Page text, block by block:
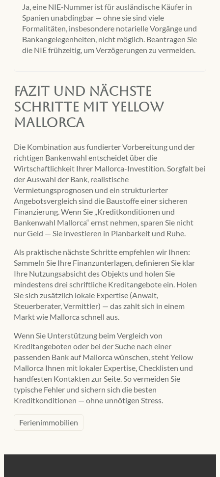
Ja, eine NIE‑Nummer ist für ausländische Käufer in
Spanien unabdingbar — ohne sie sind viele
Formalitäten, insbesondere notarielle Vorgänge und
Bankangelegenheiten, nicht möglich. Beantragen Sie
die NIE frühzeitig, um Verzögerungen zu vermeiden.
Fazit und nächste
Schritte mit Yellow
Mallorca
Die Kombination aus fundierter Vorbereitung und der
richtigen Bankenwahl entscheidet über die
Wirtschaftlichkeit Ihrer Mallorca-Investition. Sorgfalt bei
der Auswahl der Bank, realistische
Vermietungsprognosen und ein strukturierter
Angebotsvergleich sind die Baustoffe einer sicheren
Finanzierung. Wenn Sie „Kreditkonditionen und
Bankenwahl Mallorca“ ernst nehmen, sparen Sie nicht
nur Geld — Sie investieren in Planbarkeit und Ruhe.
Als praktische nächste Schritte empfehlen wir Ihnen:
Sammeln Sie Ihre Finanzunterlagen, definieren Sie klar
Ihre Nutzungsabsicht des Objekts und holen Sie
mindestens drei schriftliche Kreditangebote ein. Holen
Sie sich zusätzlich lokale Expertise (Anwalt,
Steuerberater, Vermittler) — das zahlt sich in einem
Markt wie Mallorca schnell aus.
Wenn Sie Unterstützung beim Vergleich von
Kreditangeboten oder bei der Suche nach einer
passenden Bank auf Mallorca wünschen, steht Yellow
Mallorca Ihnen mit lokaler Expertise, Checklisten und
handfesten Kontakten zur Seite. So vermeiden Sie
typische Fehler und sichern sich die besten
Kreditkonditionen — ohne unnötigen Stress.
Ferienimmobilien